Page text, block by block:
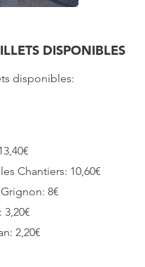
DISPONIBLES
disponibles:
Chantiers: 10,60€
8€
2,20€